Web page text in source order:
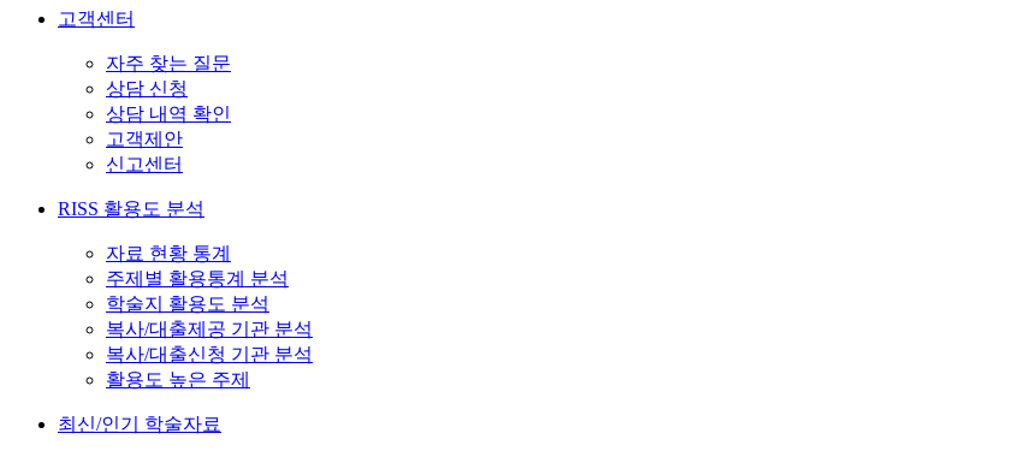
고객센터
자주 찾는 질문
상담 신청
상담 내역 확인
고객제안
신고센터
RISS 활용도 분석
자료 현황 통계
주제별 활용통계 분석
학술지 활용도 분석
복사/대출제공 기관 분석
복사/대출신청 기관 분석
활용도 높은 주제
최신/인기 학술자료